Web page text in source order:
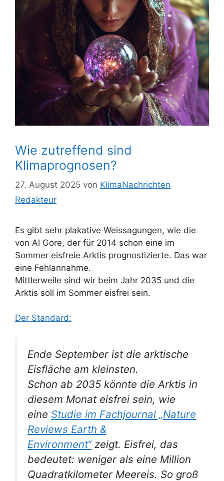
Wie zutreffend sind
Klimaprognosen?
27. August 2025 von KlimaNachrichten
Redakteur
Es gibt sehr plakative Weissagungen, wie die
von Al Gore, der für 2014 schon eine im
Sommer eisfreie Arktis prognostizierte. Das war
eine Fehlannahme.
Mittlerweile sind wir beim Jahr 2035 und die
Arktis soll im Sommer eisfrei sein.
Der Standard:
Ende September ist die arktische
Eisfläche am kleinsten.
Schon ab 2035 könnte die Arktis in
diesem Monat eisfrei sein, wie
eine Studie im Fachjournal „Nature
Reviews Earth &
Environment“zeigt. Eisfrei, das
bedeutet: weniger als eine Million
Quadratkilometer Meereis. So groß